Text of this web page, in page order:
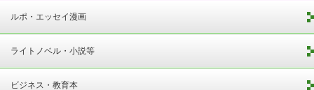
ルポ・エッセイ漫画
ライトノベル・小説等
ビジネス・教育本